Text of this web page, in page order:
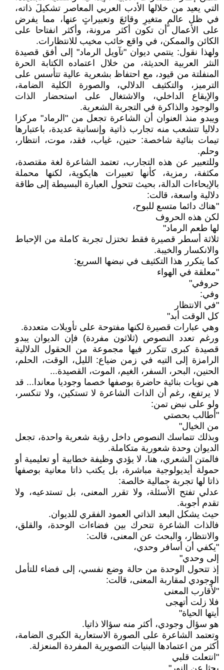
التي يعيد من خلالها الأدب العربي المعاصر تشكيلَ ذاته،
في ظل عالمٍ متغيرِ وقائعَ وتعبيراتٍ عنها، مما يفرض
على الأعمال أن تكون أكثر مرونة، وأكثر انفتاحا على
الكائن والممكن، في واقع خائب مخيب للانتظارات.
ولهذا نقول: ينتمي ديوان "تآويل الرماد" إلى أفق قصيدة
النثر العربية الحديثة، من خلال اعتماده الكتابة الحرة
المنفلتة من قيود، مع احتفاظ بشعرية عالية تتأسس على
الترميز، والتكثيف الدلالي، والصورة الكلية الضامة،
والإيقاع الداخلي، والاشتغال على استحضار الذات
والوجود والذاكرة في التجربة الشعرية.
ويبدو منذ العنوان أن الشاعرة تجعل من "الرماد" مركزا
دلاليا تتشعب منه تجارب ذاتية وإنسانية عديدة، باعتبارها
تيمات بنائية شاخصة: حنين، غياب، فقد، موت، انتظار،
وحلم.
وللتعبير عن هذه التجارب، تعتمد الشاعرة لغة مقتصدة،
مكثفة، رمزية، كأنها تعبيرات هايكوية، لكنها محملة
بالإيحاءات الدالة، بحيث تتحول العبارة البسيطة إلى طاقة
دلالية واسعة، قالت:
"هناك دائما متسع للبوح،
لكن هذه الحروف
لها طعم الرماد"
ثلاثة أسطر قصيرة فقط تختزل تجربة كاملة من الإحباط
والانكسار والخيبة.
كما يتكرر هذا التكثيف في نبضها السريع:
"معلقة في الهواء
حروفي"
وفي:
"في الانتظار
كل الوقت أبد"
وهي عبارات قصيرة لكنها مفتوحة على تأويلات متعددة.
ورغم تعدد النصوص (ثلاثون مفردة) فإن الديوان يبدو
قصيدة كبرى تتكرر فيها مجموعة من الحقول الدلالية
الرامزة إلى التيه في زمن ضياع: الليل، الوقت، الحلم،
الحنين، البحر، السفر، الغيم، الموت، القصيدة...
هي نويات بنائية حاضرة بوصفها خصما وجوديا معاندا... قد
لا يرتفع، رغم أن الذات الشاعرة لا تستكين، ولا تنكسر،
ولو على نبض تمن:
"أطالب بحصتي
من الخيال"
وبذلك تتماسك النصوص داخل رؤية شعرية واحدة، تجعل
الديوان وحدة شعورية متكاملة.
فالمتن الشعري، هنا، لا يؤدي وظيفة خطابية أو تعليمية أو
حمولة أيديولوجية مباشرة، بل يكتب ذاتا معانية بوصفها
ذاتا لها تجربة جمالية خالصة:
عدلي تفتح الأسئلة، ولا تقرر المعنى، بل تستدعيه، ولا
تقدم أجوبة.
حيث يشكل البعد الذاتي العمود الفقري للديوان.
فالذات الشاعرة تتحرك بين فضاءات الوحدة، والقلق،
والانتظار، والبحث عن المعنى، قالت:
"يكفي أن أسافر وحدي،
إلى وحدي"
إذ تتحول الوحدة من حالة وضع نفسي، إلى فضاء للتأمل
الوجودي لمقاربة المعنى، قالت:
"لأقارب المعنى
فلا زلت أتهجى
أيتها الحياة"
هو سؤال وجودي، أكثر منه سؤالا ذاتيا.
وتعتمد الشاعرة على الصورة الاستعارية الكبرى الضامة،
أكثر من اعتمادها البنيات التصويرية المفردة المنعزلة.
"انتعلت قلبي